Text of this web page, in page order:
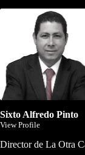
Sixto Alfredo Pinto
View Profile
Director de La Otra